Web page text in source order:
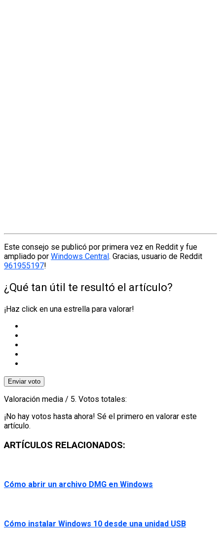
Este consejo se publicó por primera vez en Reddit y fue
ampliado por Windows Central . Gracias, usuario de Reddit
961955197!
¿Qué tan útil te resultó el artículo?
¡Haz click en una estrella para valorar!
Enviar voto
Valoración media / 5. Votos totales:
¡No hay votos hasta ahora! Sé el primero en valorar este
artículo.
ARTÍCULOS RELACIONADOS:
Cómo abrir un archivo DMG en Windows
Cómo instalar Windows 10 desde una unidad USB